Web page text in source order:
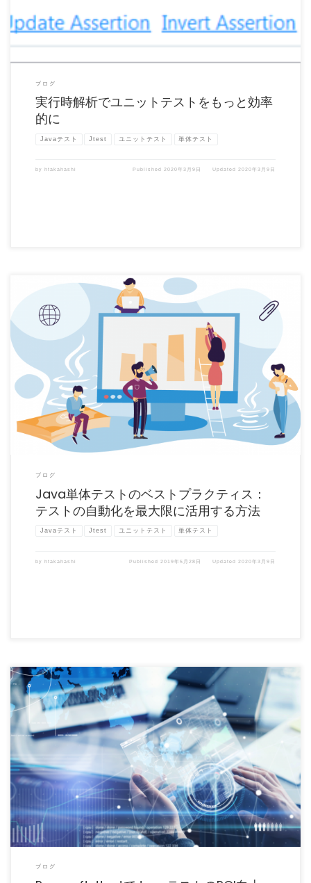
ブログ
実行時解析でユニットテストをもっと効率
的に
Javaテスト Jtest ユニットテスト 単体テスト
by htakahashi Published2020年3月9日 Updated2020年3月9日
単体テストは誰もが知っているプラクティスですが、まだまだ改善の余地はありま
す。この記事では、自動化ツ […]
ブログ
Java単体テストのベストプラクティス：
テストの自動化を最大限に活用する方法
Javaテスト Jtest ユニットテスト 単体テスト
by htakahashi Published 2019年5月28日 Updated 2020年3月9日
JavaテストにParasoft Jtestを利用することで、チームはより確実かつ迅速に品質と
セキュ […]
ブログ